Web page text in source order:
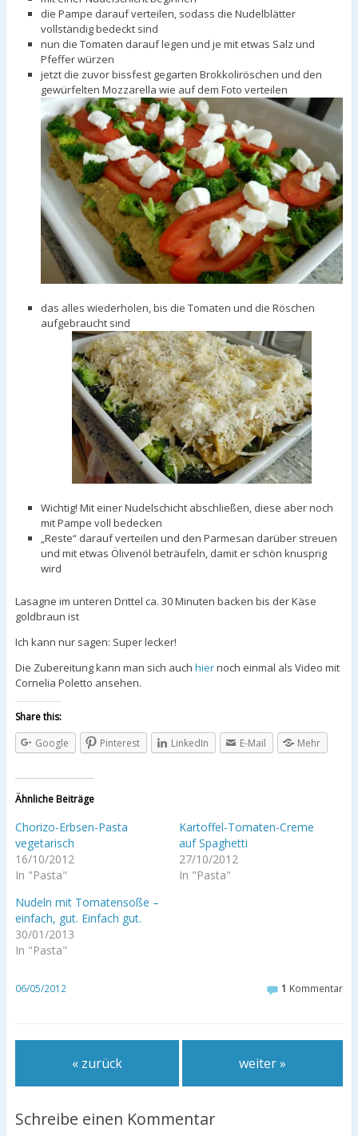
die Pampe darauf verteilen, sodass die Nudelblätter
vollständig bedeckt sind
nun die Tomaten darauf legen und je mit etwas Salz und
Pfeffer würzen
jetzt die zuvor bissfest gegarten Brokkoliröschen und den
gewürfelten Mozzarella wie auf dem Foto verteilen
das alles wiederholen, bis die Tomaten und die Röschen
aufgebraucht sind
Wichtig! Mit einer Nudelschicht abschließen, diese aber noch
mit Pampe voll bedecken
„Reste“ darauf verteilen und den Parmesan darüber streuen
und mit etwas Ölivenöl beträufeln, damit er schön knusprig
wird
Lasagne im unteren Drittel ca. 30 Minuten backen bis der Käse
goldbraun ist
Ich kann nur sagen: Super lecker!
Die Zubereitung kann man sich auch hiernoch einmal als Video mit
Cornelia Poletto ansehen.
Share this:
Google
Pinterest LinkedIn E-Mail Mehr
Ähnliche Beiträge
Chorizo-Erbsen-Pasta
vegetarisch
16/10/2012
In "Pasta"
Kartoffel-Tomaten-Creme
auf Spaghetti
27/10/2012
In "Pasta"
Nudeln mit Tomatensoße –
einfach, gut. Einfach gut.
30/01/2013
In "Pasta"
06/05/2012 1 Kommentar
« zurück weiter »
Schreibe einen Kommentar